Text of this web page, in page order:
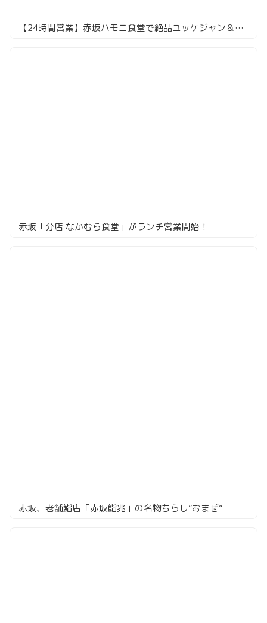
【24時間営業】赤坂ハモニ食堂で絶品ユッケジャン＆大きなキムチを堪能！
赤坂「分店 なかむら食堂」がランチ営業開始！
赤坂、老舗鮨店「赤坂鮨兆」の名物ちらし”おまぜ”